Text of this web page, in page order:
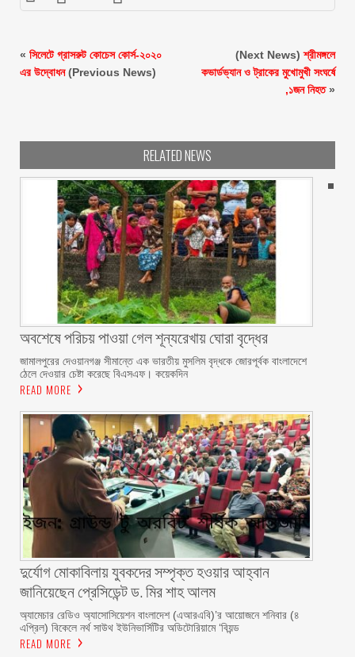
« সিলেটে গ্রাসরুট কোচেস কোর্স-২০২০
এর উদ্বোধন(Previous News)
(Next News)শ্রীমঙ্গলে
কভার্ডভ্যান ও ট্রাকের মুখোমুখী সংঘর্ষে
,১জন নিহত»
RELATED NEWS
অবশেষে পরিচয় পাওয়া গেল শূন্যরেখায় ঘোরা বৃদ্ধের
জামালপুরের দেওয়ানগঞ্জ সীমান্তে এক ভারতীয় মুসলিম বৃদ্ধকে জোরপূর্বক বাংলাদেশে
ঠেলে দেওয়ার চেষ্টা করেছে বিএসএফ। কয়েকদিন
READ MORE
দুর্যোগ মোকাবিলায় যুবকদের সম্পৃক্ত হওয়ার আহ্বান
জানিয়েছেন প্রেসিডেন্ট ড. মির শাহ আলম ‎ ‎
অ্যামেচার রেডিও অ্যাসোসিয়েশন বাংলাদেশ (এআরএবি)’র আয়োজনে শনিবার (৪
এপ্রিল) বিকেলে নর্থ সাউথ ইউনিভার্সিটির অডিটোরিয়ামে ‘বিয়ন্ড
READ MORE